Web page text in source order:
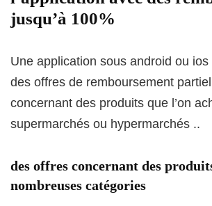
jusqu’à 100%
Une application sous android ou
des offres de remboursement
concernant des produits que l’on
supermarchés ou hypermarchés ..
des offres concernant des
nombreuses catégories